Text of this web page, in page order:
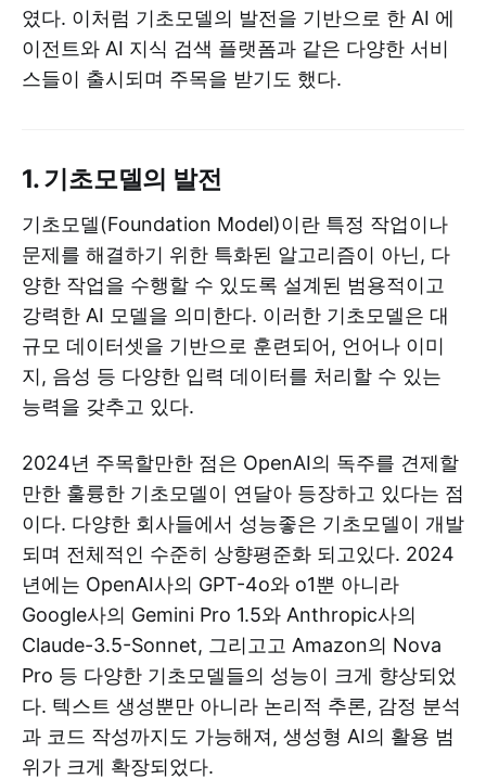
였다. 이처럼 기초모델의 발전을 기반으로 한 AI 에
이전트와 AI 지식 검색 플랫폼과 같은 다양한 서비
스들이 출시되며 주목을 받기도 했다.
1. 기초모델의 발전
기초모델(Foundation Model)이란 특정 작업이나
문제를 해결하기 위한 특화된 알고리즘이 아닌, 다
양한 작업을 수행할 수 있도록 설계된 범용적이고
강력한 AI 모델을 의미한다. 이러한 기초모델은 대
규모 데이터셋을 기반으로 훈련되어, 언어나 이미
지, 음성 등 다양한 입력 데이터를 처리할 수 있는
능력을 갖추고 있다.
2024년 주목할만한 점은 OpenAI의 독주를 견제할
만한 훌륭한 기초모델이 연달아 등장하고 있다는 점
이다. 다양한 회사들에서 성능좋은 기초모델이 개발
되며 전체적인 수준히 상향평준화 되고있다. 2024
년에는 OpenAI사의 GPT-4o와 o1뿐 아니라
Google사의 Gemini Pro 1.5와 Anthropic사의
Claude-3.5-Sonnet, 그리고고 Amazon의 Nova
Pro 등 다양한 기초모델들의 성능이 크게 향상되었
다. 텍스트 생성뿐만 아니라 논리적 추론, 감정 분석
과 코드 작성까지도 가능해져, 생성형 AI의 활용 범
위가 크게 확장되었다.